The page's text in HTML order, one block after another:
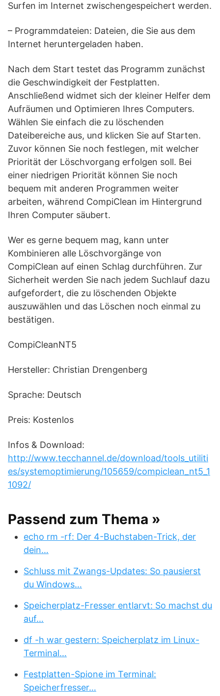
Surfen im Internet zwischengespeichert werden.
– Programmdateien: Dateien, die Sie aus dem
Internet heruntergeladen haben.
Nach dem Start testet das Programm zunächst
die Geschwindigkeit der Festplatten.
Anschließend widmet sich der kleiner Helfer dem
Aufräumen und Optimieren Ihres Computers.
Wählen Sie einfach die zu löschenden
Dateibereiche aus, und klicken Sie auf Starten.
Zuvor können Sie noch festlegen, mit welcher
Priorität der Löschvorgang erfolgen soll. Bei
einer niedrigen Priorität können Sie noch
bequem mit anderen Programmen weiter
arbeiten, während CompiClean im Hintergrund
Ihren Computer säubert.
Wer es gerne bequem mag, kann unter
Kombinieren alle Löschvorgänge von
CompiClean auf einen Schlag durchführen. Zur
Sicherheit werden Sie nach jedem Suchlauf dazu
aufgefordert, die zu löschenden Objekte
auszuwählen und das Löschen noch einmal zu
bestätigen.
CompiCleanNT5
Hersteller: Christian Drengenberg
Sprache: Deutsch
Preis: Kostenlos
Infos & Download:
http://www.tecchannel.de/download/tools_utiliti
es/systemoptimierung/105659/compiclean_nt5_1
1092/
Passend zum Thema »
echo rm -rf: Der 4-Buchstaben-Trick, der
dein…
Schluss mit Zwangs-Updates: So pausierst
du Windows…
Speicherplatz-Fresser entlarvt: So machst du
auf…
df -h war gestern: Speicherplatz im Linux-
Terminal…
Festplatten-Spione im Terminal:
Speicherfresser…